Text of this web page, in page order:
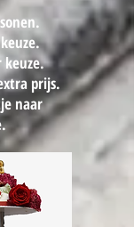
prijs.
naar